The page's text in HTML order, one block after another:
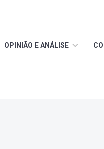
OPINIÃO E ANÁLISE